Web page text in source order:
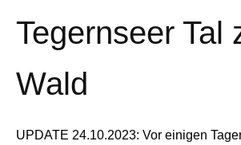
Tegernseer Tal
Wald
UPDATE 24.10.2023: Vor einigen